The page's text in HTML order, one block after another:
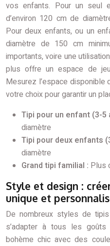
vos enfants. Pour un seul
d’environ 120 cm de
Pour deux enfants, ou un
diamètre de 150 cm
importants, voire une
plus offre un espace de
Mesurez l’espace disponible
votre choix pour garantir un
Tipi pour un enfant (3-5
diamètre
Tipi pour deux enfants
diamètre
Grand tipi familial : Plus
Style et design :
unique et
De nombreux styles de
s’adapter à tous les
bohème chic avec des